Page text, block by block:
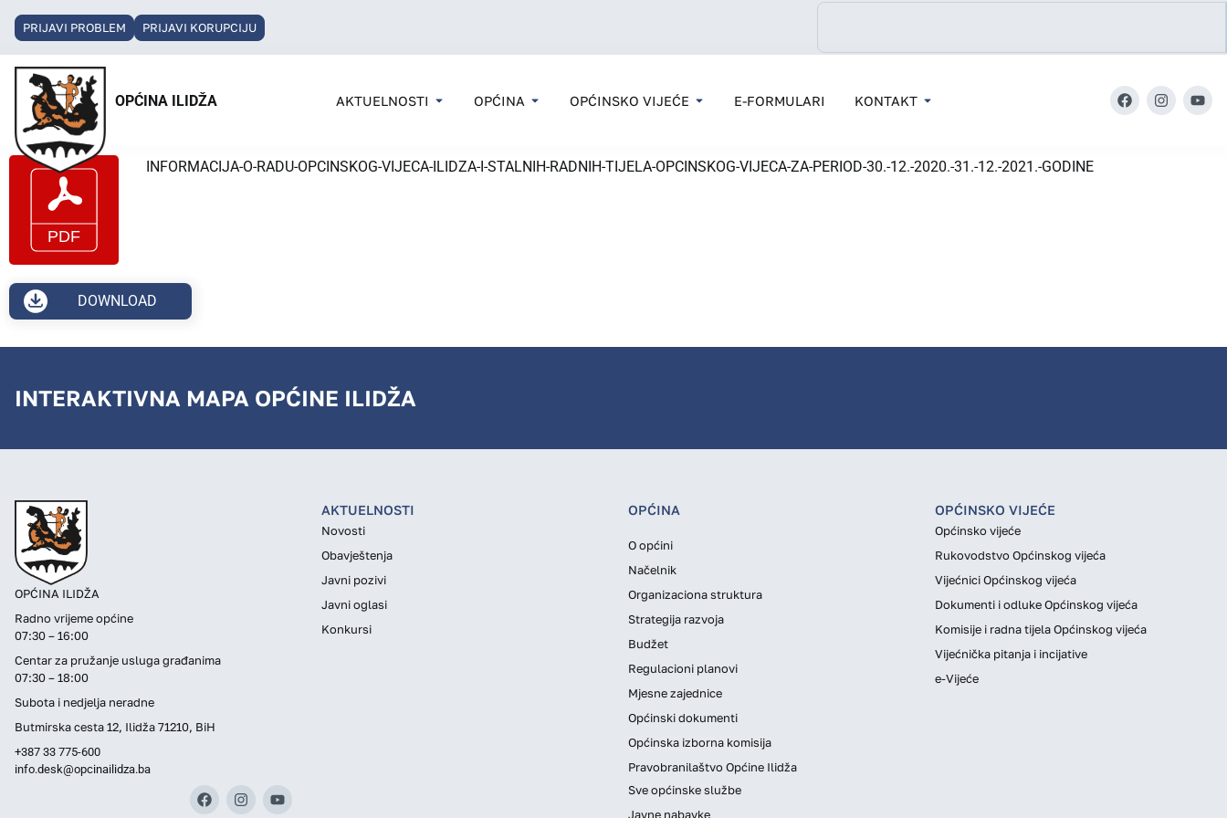
PRIJAVI PROBLEM PRIJAVI KORUPCIJU
OPĆINA ILIDŽA AKTUELNOSTI OPĆINA OPĆINSKO VIJEĆE E-FORMULARI KONTAKT
INFORMACIJA-O-RADU-OPCINSKOG-VIJECA-ILIDZA-I-STALNIH-RADNIH-TIJELA-OPCINSKOG-VIJECA-ZA-PERIOD-30.-12.-2020.-31.-12.-2021.-GODINE
DOWNLOAD
INTERAKTIVNA MAPA OPĆINE ILIDŽA
OPĆINA ILIDŽA
Radno vrijeme općine
07:30 – 16:00
Centar za pružanje usluga građanima
07:30 – 18:00
Subota i nedjelja neradne
Butmirska cesta 12, Ilidža 71210, BiH
+387 33 775-600
info.desk@opcinailidza.ba
AKTUELNOSTI
Novosti
Obavještenja
Javni pozivi
Javni oglasi
Konkursi
OPĆINA
O općini
Načelnik
Organizaciona struktura
Strategija razvoja
Budžet
Regulacioni planovi
Mjesne zajednice
Općinski dokumenti
Općinska izborna komisija
Pravobranilaštvo Općine Ilidža
Sve općinske službe
Javne nabavke
OPĆINSKO VIJEĆE
Općinsko vijeće
Rukovodstvo Općinskog vijeća
Vijećnici Općinskog vijeća
Dokumenti i odluke Općinskog vijeća
Komisije i radna tijela Općinskog vijeća
Vijećnička pitanja i incijative
e-Vijeće